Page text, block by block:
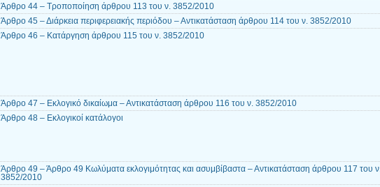
Άρθρο 44 – Τροποποίηση άρθρου 113 του ν. 3852/2010
Άρθρο 45 – Διάρκεια περιφερειακής περιόδου – Αντικατάσταση άρθρου 114 του ν. 3852/2010
Άρθρο 46 – Κατάργηση άρθρου 115 του ν. 3852/2010
Άρθρο 47 – Εκλογικό δικαίωμα – Αντικατάσταση άρθρου 116 του ν. 3852/2010
Άρθρο 48 – Εκλογικοί κατάλογοι
Άρθρο 49 – Άρθρο 49 Κωλύματα εκλογιμότητας και ασυμβίβαστα – Αντικατάσταση άρθρου 117 του ν.
3852/2010